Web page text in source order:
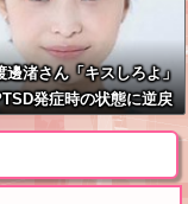
邊渚さん「キスしろよ」
発症時の状態に逆戻